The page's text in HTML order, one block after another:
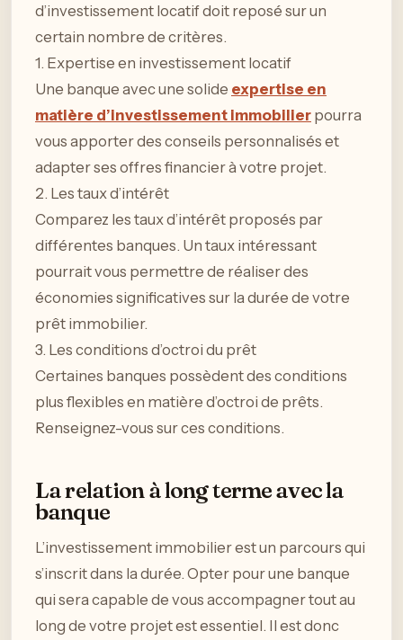
d’investissement locatif doit reposé sur un
certain nombre de critères.
1. Expertise en investissement locatif
Une banque avec une solide expertise en
matière d’investissement immobilier pourra
vous apporter des conseils personnalisés et
adapter ses offres financier à votre projet.
2. Les taux d’intérêt
Comparez les taux d’intérêt proposés par
différentes banques. Un taux intéressant
pourrait vous permettre de réaliser des
économies significatives sur la durée de votre
prêt immobilier.
3. Les conditions d’octroi du prêt
Certaines banques possèdent des conditions
plus flexibles en matière d’octroi de prêts.
Renseignez-vous sur ces conditions.
La relation à long terme avec la
banque
L’investissement immobilier est un parcours qui
s’inscrit dans la durée. Opter pour une banque
qui sera capable de vous accompagner tout au
long de votre projet est essentiel. Il est donc